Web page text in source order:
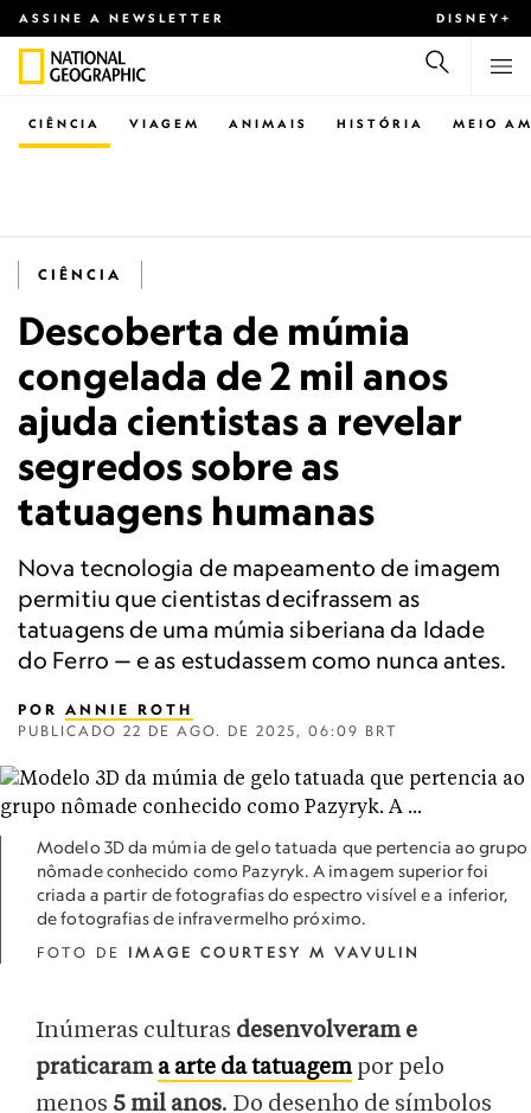
ASSINE A NEWSLETTER DISNEY+
CIÊNCIA VIAGEM ANIMAIS HISTÓRIA MEIO
CIÊNCIA
Descoberta de múmia
congelada de 2 mil anos
ajuda cientistas a revelar
segredos sobre as
tatuagens humanas
Nova tecnologia de mapeamento de imagem
permitiu que cientistas decifrassem as
tatuagens de uma múmia siberiana da Idade
do Ferro — e as estudassem como nunca antes.
POR ANNIE ROTH
PUBLICADO 22 DE AGO. DE 2025, 06:09 BRT
Modelo 3D da múmia de gelo tatuada que pertencia ao grupo
nômade conhecido como Pazyryk. A imagem superior foi
criada a partir de fotografias do espectro visível e a inferior,
de fotografias de infravermelho próximo.
FOTO DE IMAGE COURTESY M VAVULIN
Inúmeras culturas desenvolveram e
praticarama arte da tatuagempor pelo
menos 5 mil anos. Do desenho de símbolos